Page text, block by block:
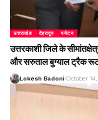
उत्तराखंड देहरादून पर्यटन
उत्तरकाशी जिले के
और सरुताल बुग्याल ट्रैक रूट
Lokesh Badoni October